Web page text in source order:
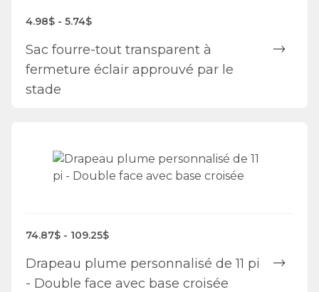
4.98$ - 5.74$
Sac fourre-tout transparent à
fermeture éclair approuvé par le
stade
74.87$ - 109.25$
Drapeau plume personnalisé de 11 pi
- Double face avec base croisée